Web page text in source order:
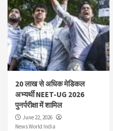
20 लाख से अधिक मेडिकल
अभ्यर्थी NEET-UG 2026
पुनर्परीक्षा में शामिल
June 22, 2026
News World India